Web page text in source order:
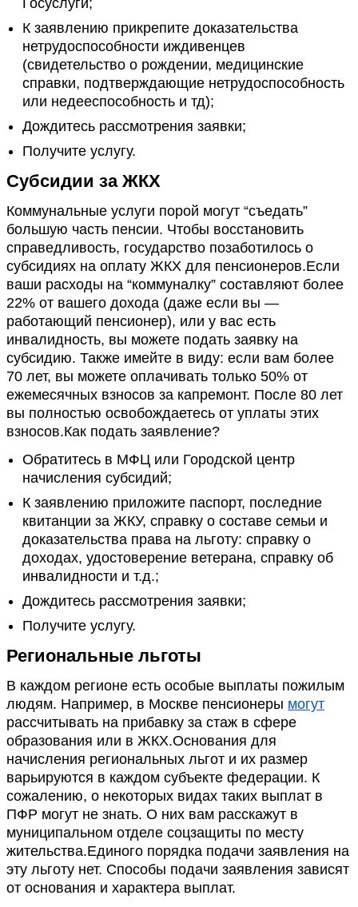
Госуслуги;
К заявлению прикрепите доказательства
нетрудоспособности иждивенцев
(свидетельство о рождении, медицинские
справки, подтверждающие нетрудоспособность
или недееспособность и тд);
Дождитесь рассмотрения заявки;
Получите услугу.
Субсидии за ЖКХ
Коммунальные услуги порой могут “съедать”
большую часть пенсии. Чтобы восстановить
справедливость, государство позаботилось о
субсидиях на оплату ЖКХ для пенсионеров.Если
ваши расходы на “коммуналку” составляют более
22% от вашего дохода (даже если вы —
работающий пенсионер), или у вас есть
инвалидность, вы можете подать заявку на
субсидию. Также имейте в виду: если вам более
70 лет, вы можете оплачивать только 50% от
ежемесячных взносов за капремонт. После 80 лет
вы полностью освобождаетесь от уплаты этих
взносов.Как подать заявление?
Обратитесь в МФЦ или Городской центр
начисления субсидий;
К заявлению приложите паспорт, последние
квитанции за ЖКУ, справку о составе семьи и
доказательства права на льготу: справку о
доходах, удостоверение ветерана, справку об
инвалидности и т.д.;
Дождитесь рассмотрения заявки;
Получите услугу.
Региональные льготы
В каждом регионе есть особые выплаты пожилым
людям. Например, в Москве пенсионеры могут
рассчитывать на прибавку за стаж в сфере
образования или в ЖКХ.Основания для
начисления региональных льгот и их размер
варьируются в каждом субъекте федерации. К
сожалению, о некоторых видах таких выплат в
ПФР могут не знать. О них вам расскажут в
муниципальном отделе соцзащиты по месту
жительства.Единого порядка подачи заявления на
эту льготу нет. Способы подачи заявления зависят
от основания и характера выплат.